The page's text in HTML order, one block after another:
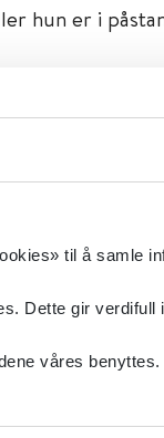
til å samle
Dette gir
våres
hun er i
kan skade
en hendelse
eller kan
til vanlig